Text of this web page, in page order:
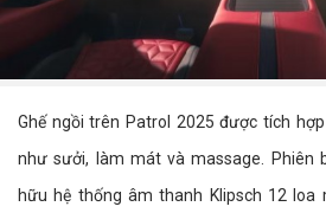
Ghế ngồi trên Patrol 2025 được tích
như sưởi, làm mát và massage. Phiên
hữu hệ thống âm thanh Klipsch 12 loa